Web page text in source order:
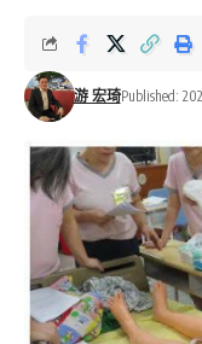
游 宏琦Published: